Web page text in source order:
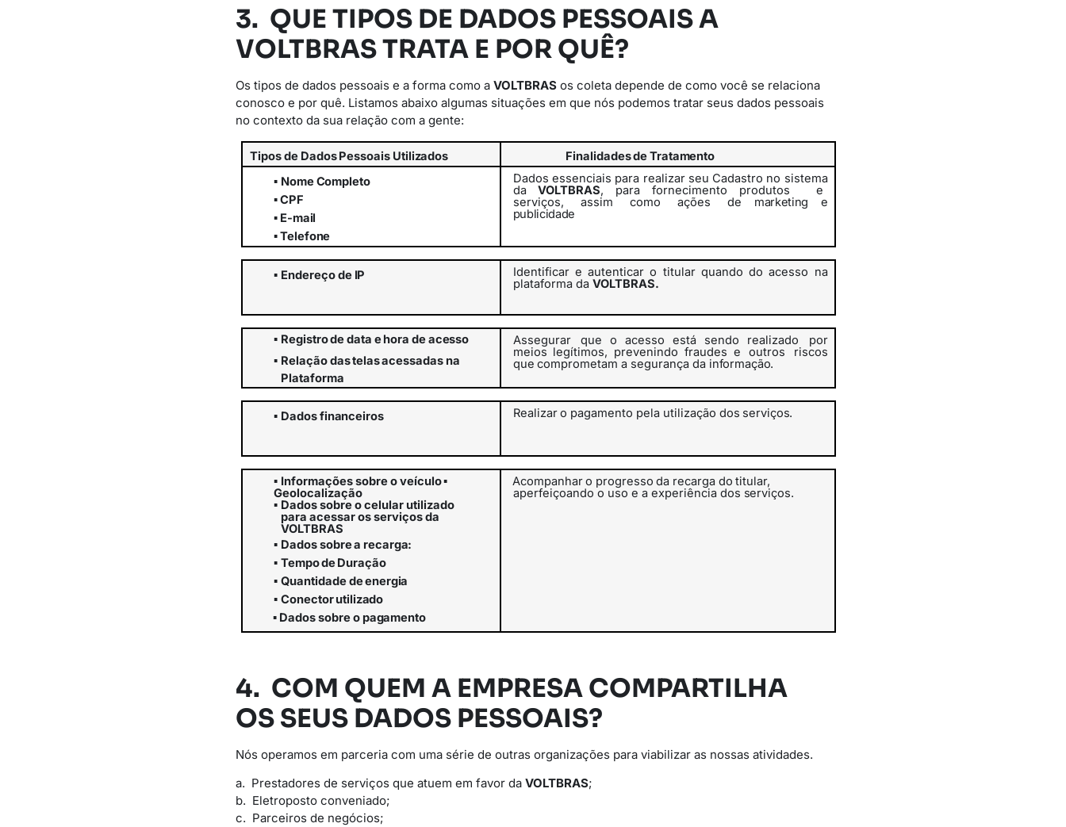
3. QUE TIPOS DE DADOS PESSOAIS A
VOLTBRAS TRATA E POR QUÊ?
Os tipos de dados pessoais e a forma como a VOLTBRAS os coleta depende de como você se relaciona
conosco e por quê. Listamos abaixo algumas situações em que nós podemos tratar seus dados pessoais
no contexto da sua relação com a gente:
Tiposde DadosPessoais Utilizados FinalidadesdeTratamento
▪ NomeCompleto
▪CPF
▪ E-mail
▪Telefone
Dados essenciais para realizar seu Cadastro no sistema
daVOLTBRAS, para fornecimento produtos
e
serviços,
assim como ações
de marketing e
publicidade
▪ Endereçode IP Identificar e autenticar o titular quando do acesso na
plataforma da VOLTBRAS.
▪ Registrodedata ehora deacesso
▪ Relaçãodastelasacessadas na
Plataforma
Assegurar que o acesso está sendo realizado
por
meios legítimos, prevenindo fraudes e
outros
riscos
que comprometam a segurança da informação.
▪ Dadosfinanceiros Realizar o pagamento pela utilização dos serviços.
▪ Informações sobre o veículo▪
Geolocalização
▪ Dados sobre o celular utilizado
para acessar os serviços da
VOLTBRAS
▪ Dadossobrea recarga:
▪ TempodeDuração
▪ Quantidadedeenergia
▪ Conectorutilizado
▪ Dadossobreo pagamento
Acompanhar o progresso da recarga do titular,
aperfeiçoando o uso e a experiência dos serviços.
4. COM QUEM A EMPRESA COMPARTILHA
OS SEUS DADOS PESSOAIS?
Nós operamos em parceria com uma série de outras organizações para viabilizar as nossas atividades.
a. Prestadores de serviços que atuem em favor da VOLTBRAS;
b. Eletroposto conveniado;
c. Parceiros de negócios;